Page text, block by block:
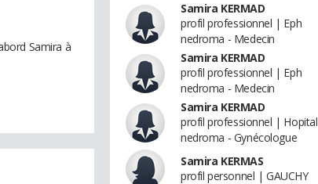
Samira à
Samira KERMAD
profil professionnel | Eph
nedroma - Medecin
Samira KERMAD
profil professionnel | Eph
nedroma - Medecin
Samira KERMAD
profil professionnel | Hopital
nedroma - Gynécologue
Samira KERMAS
profil personnel | GAUCHY